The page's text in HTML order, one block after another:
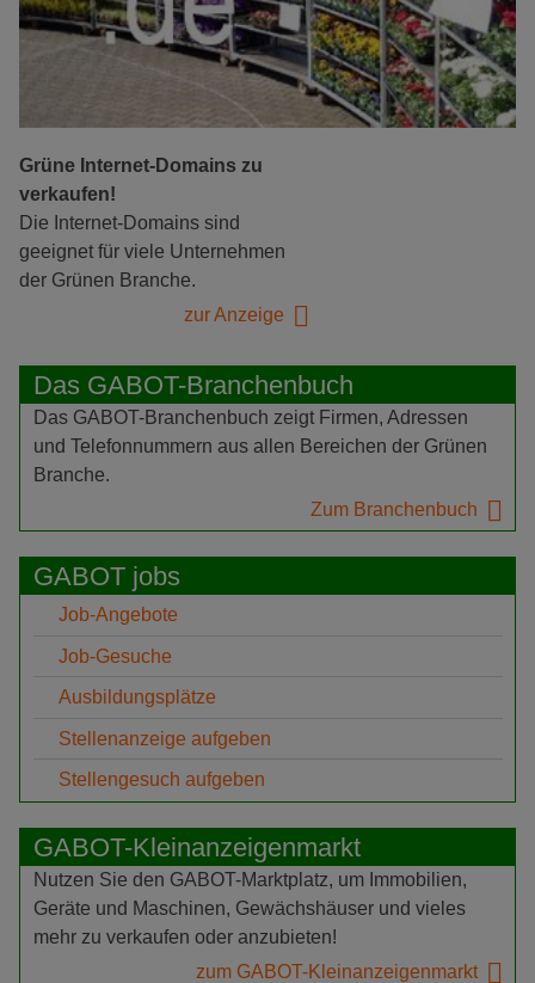
Grüne Internet-Domains zu
verkaufen!
Die Internet-Domains sind
geeignet für viele Unternehmen
der Grünen Branche.
zur Anzeige
Das GABOT-Branchenbuch
Das GABOT-Branchenbuch zeigt Firmen, Adressen
und Telefonnummern aus allen Bereichen der Grünen
Branche.
Zum Branchenbuch
GABOT jobs
Job-Angebote
Job-Gesuche
Ausbildungsplätze
Stellenanzeige aufgeben
Stellengesuch aufgeben
GABOT-Kleinanzeigenmarkt
Nutzen Sie den GABOT-Marktplatz, um Immobilien,
Geräte und Maschinen, Gewächshäuser und vieles
mehr zu verkaufen oder anzubieten!
zum GABOT-Kleinanzeigenmarkt